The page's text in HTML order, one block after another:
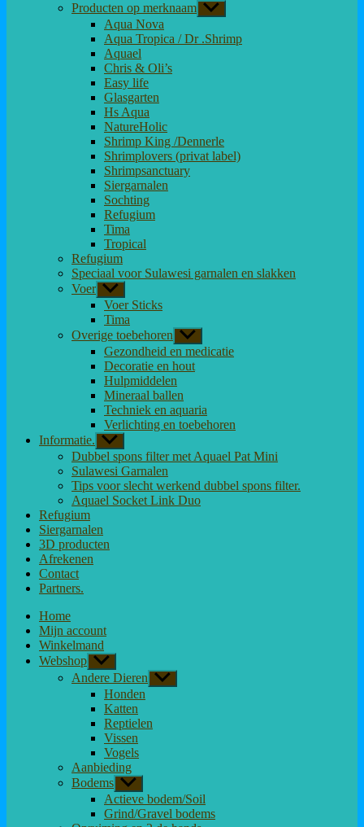
Producten op merknaam Toon
submenu
Aqua Nova
Aqua Tropica / Dr .Shrimp
Aquael
Chris & Oli’s
Easy life
Glasgarten
Hs Aqua
NatureHolic
Shrimp King /Dennerle
Shrimplovers (privat label)
Shrimpsanctuary
Siergarnalen
Sochting
Refugium
Tima
Tropical
Refugium
Speciaal voor Sulawesi garnalen en slakken
Voer Toon
submenu
Voer Sticks
Tima
Overige toebehoren Toon
submenu
Gezondheid en medicatie
Decoratie en hout
Hulpmiddelen
Mineraal ballen
Techniek en aquaria
Verlichting en toebehoren
Informatie. Toon
submenu
Dubbel spons filter met Aquael Pat Mini
Sulawesi Garnalen
Tips voor slecht werkend dubbel spons filter.
Aquael Socket Link Duo
Refugium
Siergarnalen
3D producten
Afrekenen
Contact
Partners.
Home
Mijn account
Winkelmand
Webshop Toon
submenu
Andere Dieren Toon
submenu
Honden
Katten
Reptielen
Vissen
Vogels
Aanbieding
Bodems Toon
submenu
Actieve bodem/Soil
Grind/Gravel bodems